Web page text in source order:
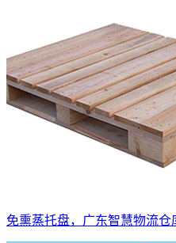
免熏蒸托盘，广东智慧物流仓